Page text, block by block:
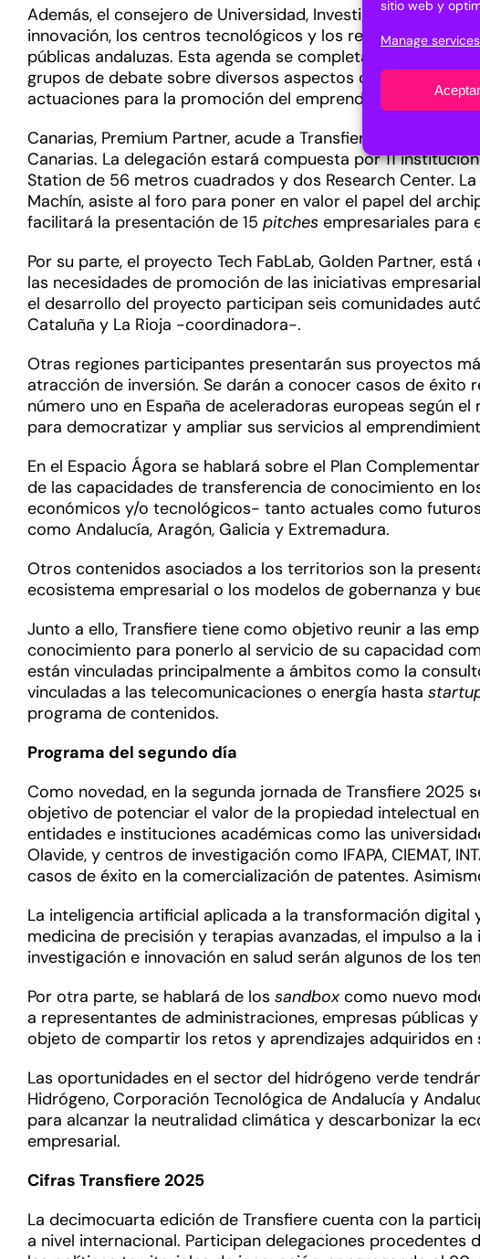
sitio web y
Manage services
Aceptar
Además, el consejero de Universidad, Investigación e
innovación, los centros tecnológicos y los representantes
públicas andaluzas. Esta agenda se completa con la
grupos de debate sobre diversos aspectos como la
actuaciones para la promoción del emprendimiento
Canarias, Premium Partner, acude a Transfiere 2025 con
Canarias. La delegación estará compuesta por 11
Station de 56 metros cuadrados y dos Research Center.
Machín, asiste al foro para poner en valor el papel del
facilitará la presentación de 15 pitches empresariales para
Por su parte, el proyecto Tech FabLab, Golden Partner,
las necesidades de promoción de las iniciativas
el desarrollo del proyecto participan seis comunidades
Cataluña y La Rioja -coordinadora-.
Otras regiones participantes presentarán sus proyectos
atracción de inversión. Se darán a conocer casos de
número uno en España de aceleradoras europeas según
para democratizar y ampliar sus servicios al
En el Espacio Ágora se hablará sobre el Plan
de las capacidades de transferencia de conocimiento en
económicos y/o tecnológicos- tanto actuales como
como Andalucía, Aragón, Galicia y Extremadura.
Otros contenidos asociados a los territorios son la
ecosistema empresarial o los modelos de gobernanza y
Junto a ello, Transfiere tiene como objetivo reunir a las
conocimiento para ponerlo al servicio de su capacidad
están vinculadas principalmente a ámbitos como la
vinculadas a las telecomunicaciones o energía hasta
programa de contenidos.
Programa del segundo día
Como novedad, en la segunda jornada de Transfiere 2025
objetivo de potenciar el valor de la propiedad intelectual
entidades e instituciones académicas como las
Olavide, y centros de investigación como IFAPA, CIEMAT,
casos de éxito en la comercialización de patentes.
La inteligencia artificial aplicada a la transformación
medicina de precisión y terapias avanzadas, el impulso a
investigación e innovación en salud serán algunos de los
Por otra parte, se hablará de los sandbox como nuevo
a representantes de administraciones, empresas
objeto de compartir los retos y aprendizajes adquiridos en
Las oportunidades en el sector del hidrógeno verde
Hidrógeno, Corporación Tecnológica de Andalucía y
para alcanzar la neutralidad climática y descarbonizar la
empresarial.
Cifras Transfiere 2025
La decimocuarta edición de Transfiere cuenta con la
a nivel internacional. Participan delegaciones